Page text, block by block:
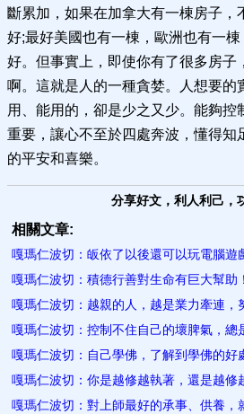
斷累加，如果在加拿大有一棟房子，
好;最好美國也有一棟，歐洲也有一
好。但事實上，即使你有了很多房子
啊。這就是人的一種貪婪。人想要的
用、能用的，卻是少之又少。能夠控
重要，讓心不至於四處奔波，懂得知
的平安和喜樂。
分享好文，利人利己，
相關文章:
嘎瑪仁波切：皈依了以後還可以玩電腦遊
嘎瑪仁波切：積德行善對生命有巨大幫助！
嘎瑪仁波切：越親的人，越是業力牽連，
嘎瑪仁波切：控制不住自己的壞脾氣，總
嘎瑪仁波切：自己學佛，了解到學佛的好
嘎瑪仁波切：你是越修越執著，還是越修
嘎瑪仁波切：對上師最好的承事、供養，